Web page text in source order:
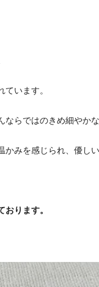
います。
らではのきめ細やか
みを感じられ、優し
ります。